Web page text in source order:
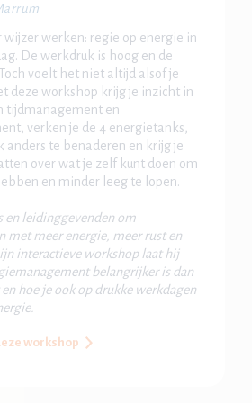
wijzer werken: regie op energie in
De werkdruk is hoog en de
voelt het niet altijd alsof je
deze workshop krijg je inzicht in
tijdmanagement en
verken je de 4 energietanks,
anders te benaderen en krijg je
over wat je zelf kunt doen om
en minder leeg te lopen.
en leidinggevenden om
met meer energie, meer rust en
interactieve workshop laat hij
belangrijker is dan
hoe je ook op drukke werkdagen
workshop